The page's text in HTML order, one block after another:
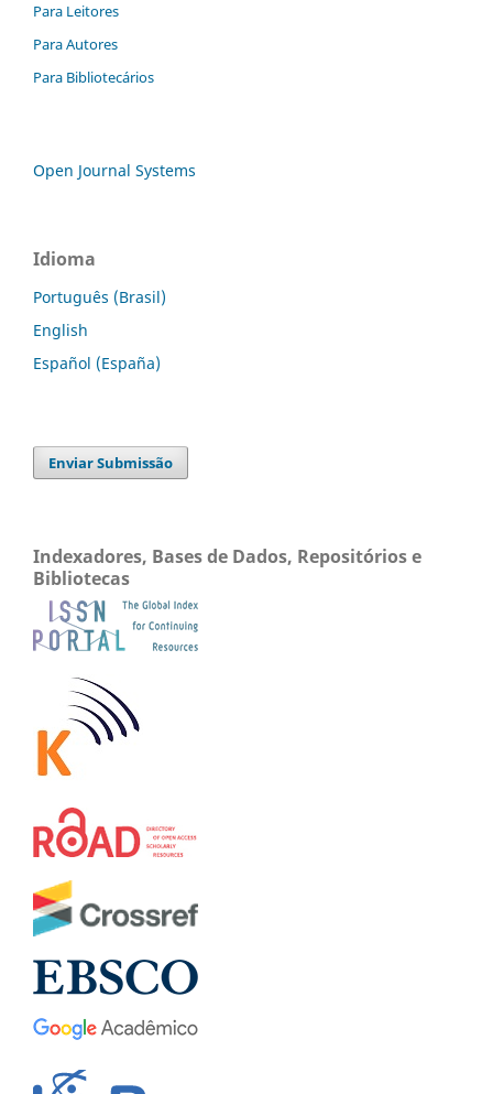
Para Leitores
Para Autores
Para Bibliotecários
Open Journal Systems
Idioma
Português (Brasil)
English
Español (España)
Enviar Submissão
Indexadores, Bases de Dados, Repositórios e
Bibliotecas